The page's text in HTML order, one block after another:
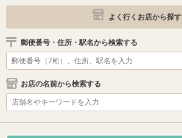
よく行くお店から探す
郵便番号・住所・駅名から検索する
お店の名前から検索する